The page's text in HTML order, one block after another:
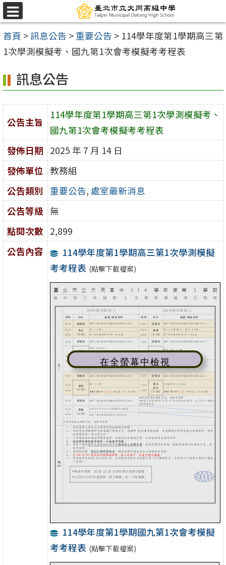
跳
至
主
要
容
區
選
單
首頁 >訊息公告 > 重要公告 > 114學年度第1學期高三第
1次學測模擬考、國九第1次會考模擬考考程表
訊息公告
公告主旨
114學年度第1學期高三第1次學測模擬考、
國九第1次會考模擬考考程表
發佈日期 2025 年 7 月 14 日
發佈單位 教務組
公告類別
重要公告, 處室最新消息
公告等級 無
點閱次數 2,899
公告內容
114學年度第1學期高三第1次學測模擬
考考程表 (點擊下載檔案)
在全螢幕中檢視
114學年度第1學期國九第1次會考模擬
考考程表 (點擊下載檔案)